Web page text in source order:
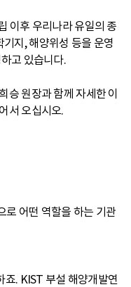
이후 우리나라 유일의 종
지, 해양위성 등을 운영
고 있습니다.
승 원장과 함께 자세한 이
서 오십시오.
로 어떤 역할을 하는 기관
. KIST 부설 해양개발연